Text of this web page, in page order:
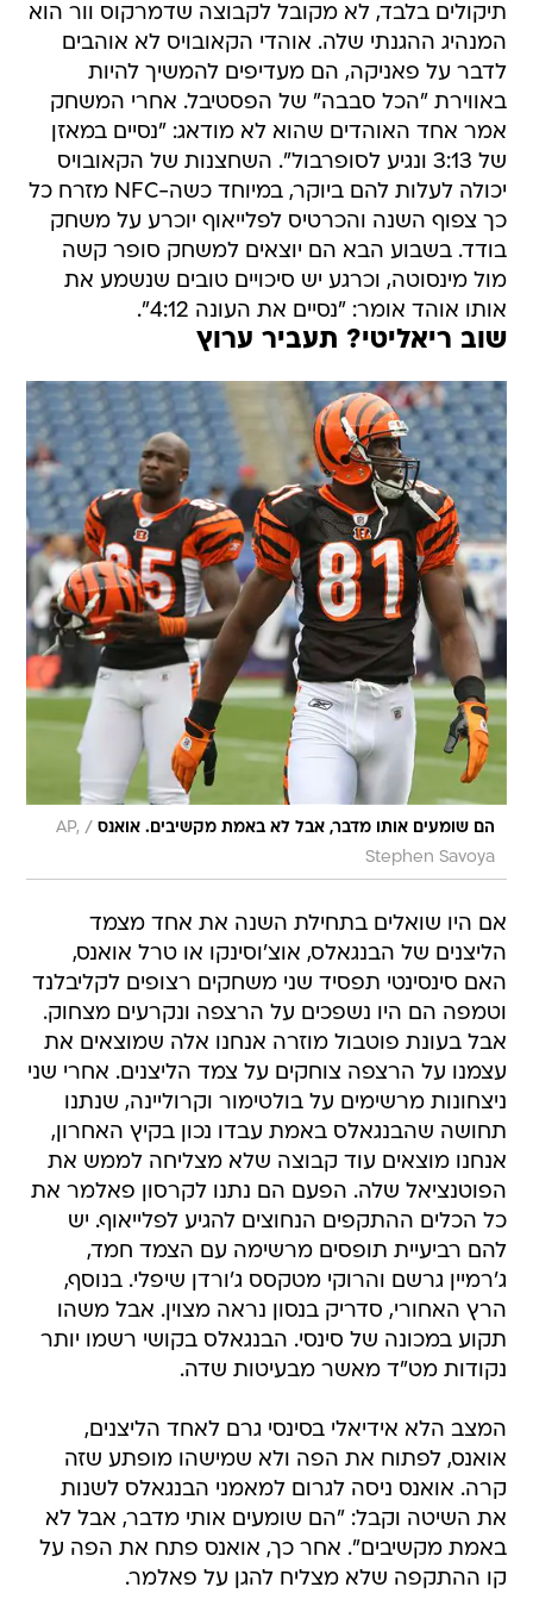
תיקולים בלבד, לא מקובל לקבוצה שדמרקוס וור הוא
המנהיג ההגנתי שלה. אוהדי הקאובויס לא אוהבים
לדבר על פאניקה, הם מעדיפים להמשיך להיות
באווירת "הכל סבבה" של הפסטיבל. אחרי המשחק
אמר אחד האוהדים שהוא לא מודאג: "נסיים במאזן
של 3:13 ונגיע לסופרבול". השחצנות של הקאובויס
יכולה לעלות להם ביוקר, במיוחד כשה-NFC מזרח כל
כך צפוף השנה והכרטיס לפלייאוף יוכרע על משחק
בודד. בשבוע הבא הם יוצאים למשחק סופר קשה
מול מינסוטה, וכרגע יש סיכויים טובים שנשמע את
אותו אוהד אומר: "נסיים את העונה 4:12".
שוב ריאליטי? תעביר ערוץ
הם שומעים אותו מדבר, אבל לא באמת מקשיבים. אואנס /
AP,
Stephen Savoya
אם היו שואלים בתחילת השנה את אחד מצמד
הליצנים של הבנגאלס, אוצ'וסינקו או טרל אואנס,
האם סינסינטי תפסיד שני משחקים רצופים לקליבלנד
וטמפה הם היו נשפכים על הרצפה ונקרעים מצחוק.
אבל בעונת פוטבול מוזרה אנחנו אלה שמוצאים את
עצמנו על הרצפה צוחקים על צמד הליצנים. אחרי שני
ניצחונות מרשימים על בולטימור וקרוליינה, שנתנו
תחושה שהבנגאלס באמת עבדו נכון בקיץ האחרון,
אנחנו מוצאים עוד קבוצה שלא מצליחה לממש את
הפוטנציאל שלה. הפעם הם נתנו לקרסון פאלמר את
כל הכלים ההתקפים הנחוצים להגיע לפלייאוף. יש
להם רביעיית תופסים מרשימה עם הצמד חמד,
ג'רמיין גרשם והרוקי מטקסס ג'ורדן שיפלי. בנוסף,
הרץ האחורי, סדריק בנסון נראה מצוין. אבל משהו
תקוע במכונה של סינסי. הבנגאלס בקושי רשמו יותר
נקודות מט"ד מאשר מבעיטות שדה.
המצב הלא אידיאלי בסינסי גרם לאחד הליצנים,
אואנס, לפתוח את הפה ולא שמישהו מופתע שזה
קרה. אואנס ניסה לגרום למאמני הבנגאלס לשנות
את השיטה וקבל: "הם שומעים אותי מדבר, אבל לא
באמת מקשיבים". אחר כך, אואנס פתח את הפה על
קו ההתקפה שלא מצליח להגן על פאלמר.